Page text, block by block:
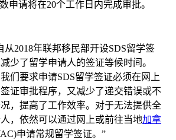
申请将在20个工作日内完成审批。
2018年联邦移民部开设SDS留学签
少了留学申请人的签证等候时间。
们要求申请SDS留学签证必须在网上
证审批程序，又减少了递交错误或不
，提高了工作效率。对于无法提供全
，依然可以通过网上或前往当地加拿
申请常规留学签证。”